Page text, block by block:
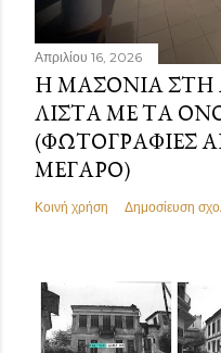
Απριλίου 16, 2026
Η ΜΑΣΟΝΊΑ ΣΤΗ
ΛΊΣΤΑ ΜΕ ΤΑ
(ΦΩΤΟΓΡΑΦΊΕΣ
ΜΈΓΑΡΟ)
Κοινή χρήση Δημοσίευση